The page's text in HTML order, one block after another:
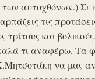
αυτοχθόνων.) Σε
τις
και
τι αναφέρω. Τα
να μας